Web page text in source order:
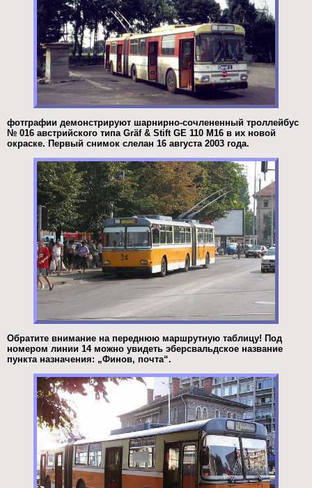
фотграфии демонстрируют шарнирно-сочлененный троллейбус
№ 016 австрийского типа Gräf & Stift GE 110 M16 в их новой
окраске. Первый снимок слелан 16 августа 2003 года.
Обратите внимание на переднюю маршрутную таблицу! Под
номером линии 14 можно увидеть эберсвальдское название
пункта назначения: „Финов, почта“.